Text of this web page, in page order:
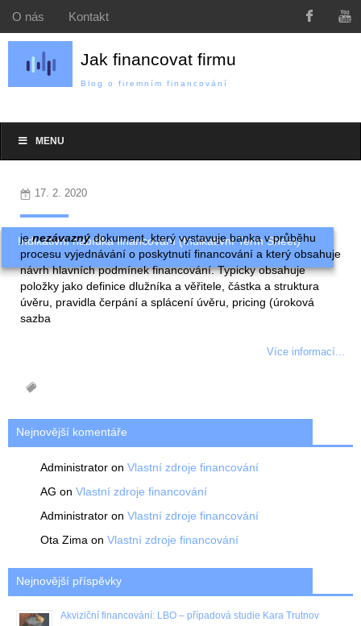
O nás Kontakt
Jak financovat firmu
Blog o firemním financování
MENU
Indikativní nabídka financování (Indikativní Term Sheet)
17. 2. 2020
jenezávaznýdokument, který vystavuje banka v průběhu
procesu vyjednávání o poskytnutí financování a který obsahuje
návrh hlavních podmínek financování. Typicky obsahuje
položky jako definice dlužníka a věřitele, částka a struktura
úvěru, pravidla čerpání a splácení úvěru, pricing (úroková
sazba
Více informací...
Nejnovější komentáře
Administrator on Vlastní zdroje financování
AG on Vlastní zdroje financování
Administrator on Vlastní zdroje financování
Ota Zima on Vlastní zdroje financování
Nejnovější příspěvky
Akviziční financování: LBO – případová studie Kara Trutnov